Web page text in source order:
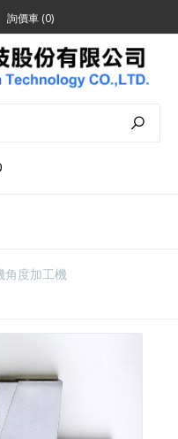
詢價車 (0)
角度加工機